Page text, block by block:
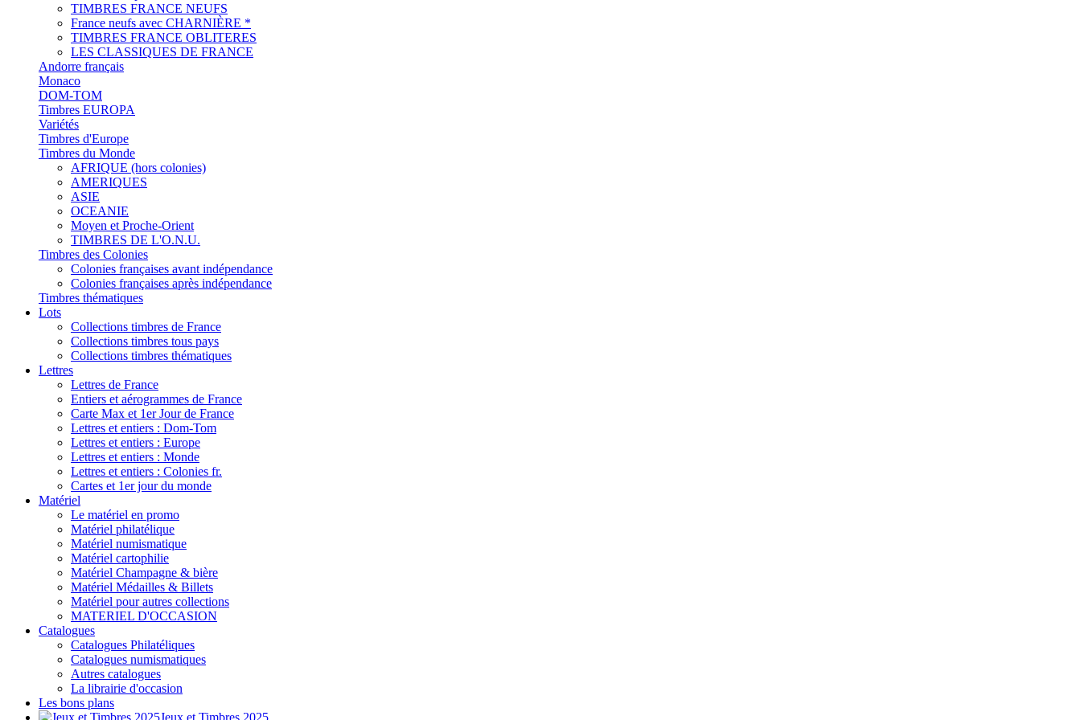
TIMBRES FRANCE NEUFS
France neufs avec CHARNIÈRE *
TIMBRES FRANCE OBLITERES
LES CLASSIQUES DE FRANCE
Andorre français
Monaco
DOM-TOM
Timbres EUROPA
Variétés
Timbres d'Europe
Timbres du Monde
AFRIQUE (hors colonies)
AMERIQUES
ASIE
OCEANIE
Moyen et Proche-Orient
TIMBRES DE L'O.N.U.
Timbres des Colonies
Colonies françaises avant indépendance
Colonies françaises après indépendance
Timbres thématiques
Lots
Collections timbres de France
Collections timbres tous pays
Collections timbres thématiques
Lettres
Lettres de France
Entiers et aérogrammes de France
Carte Max et 1er Jour de France
Lettres et entiers : Dom-Tom
Lettres et entiers : Europe
Lettres et entiers : Monde
Lettres et entiers : Colonies fr.
Cartes et 1er jour du monde
Matériel
Le matériel en promo
Matériel philatélique
Matériel numismatique
Matériel cartophilie
Matériel Champagne & bière
Matériel Médailles & Billets
Matériel pour autres collections
MATERIEL D'OCCASION
Catalogues
Catalogues Philatéliques
Catalogues numismatiques
Autres catalogues
La librairie d'occasion
Les bons plans
Jeux et Timbres 2025